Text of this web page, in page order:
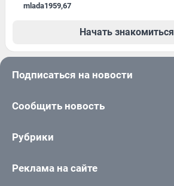
mlada1959,67
Начать знакомиться
Подписаться на новости
Сообщить новость
Рубрики
Реклама на сайте